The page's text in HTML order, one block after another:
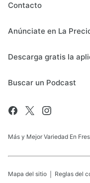
Contacto
Anúnciate en La
Descarga gratis la
Buscar un Podcast
Más y Mejor Variedad En
Mapa del sitio Reglas del